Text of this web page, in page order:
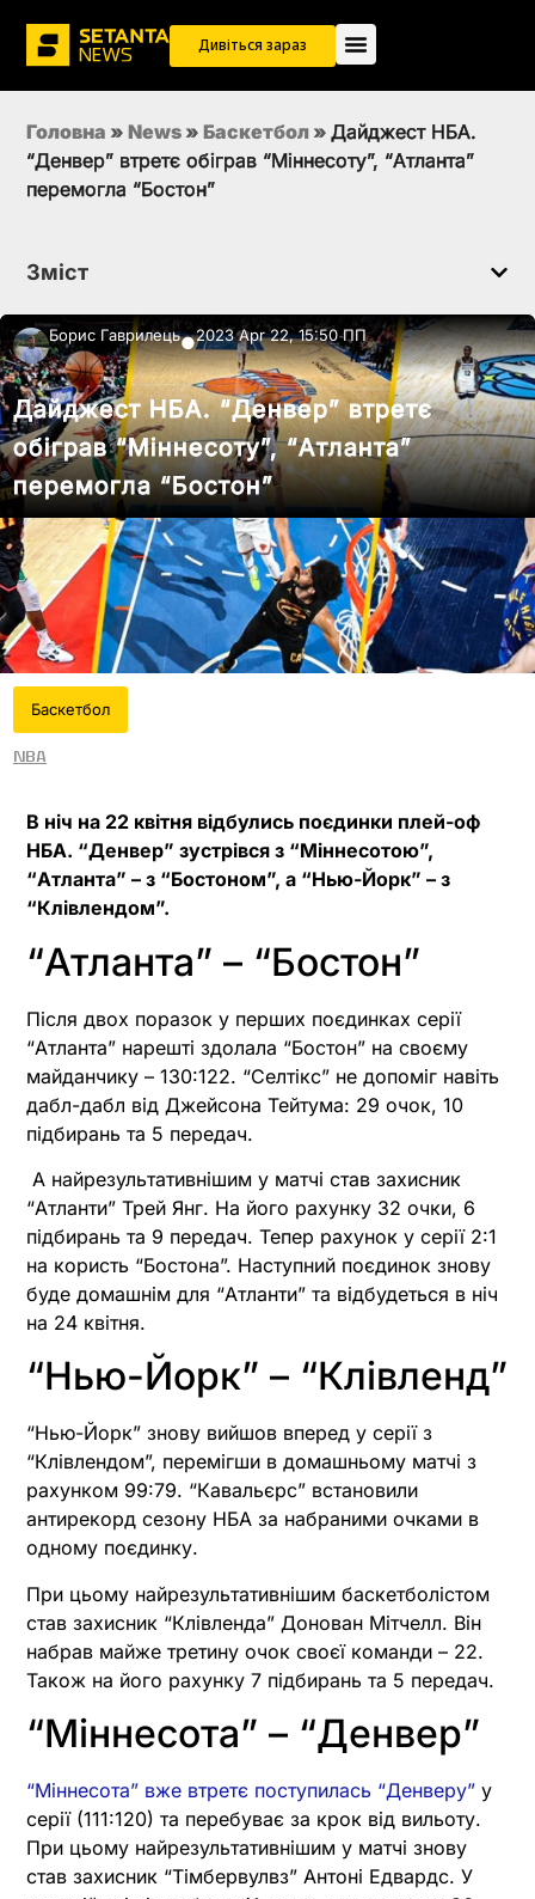
Дивіться зараз
Головна » News » Баскетбол » Дайджест НБА.
“Денвер” втретє обіграв “Міннесоту”, “Атланта”
перемогла “Бостон”
Зміст
Борис Гаврилець●2023 Apr 22, 15:50 ПП
Дайджест НБА. “Денвер” втретє
обіграв “Міннесоту”, “Атланта”
перемогла “Бостон”
Баскетбол
NBA
В ніч на 22 квітня відбулись поєдинки плей-оф
НБА. “Денвер” зустрівся з “Міннесотою”,
“Атланта” – з “Бостоном”, а “Нью-Йорк” – з
“Клівлендом”.
“Атланта” – “Бостон”
Після двох поразок у перших поєдинках серії
“Атланта” нарешті здолала “Бостон” на своєму
майданчику – 130:122. “Селтікс” не допоміг навіть
дабл-дабл від Джейсона Тейтума: 29 очок, 10
підбирань та 5 передач.
А найрезультативнішим у матчі став захисник
“Атланти” Трей Янг. На його рахунку 32 очки, 6
підбирань та 9 передач. Тепер рахунок у серії 2:1
на користь “Бостона”. Наступний поєдинок знову
буде домашнім для “Атланти” та відбудеться в ніч
на 24 квітня.
“Нью-Йорк” – “Клівленд”
“Нью-Йорк” знову вийшов вперед у серії з
“Клівлендом”, перемігши в домашньому матчі з
рахунком 99:79. “Кавальєрс” встановили
антирекорд сезону НБА за набраними очками в
одному поєдинку.
При цьому найрезультативнішим баскетболістом
став захисник “Клівленда” Донован Мітчелл. Він
набрав майже третину очок своєї команди – 22.
Також на його рахунку 7 підбирань та 5 передач.
“Міннесота” – “Денвер”
“Міннесота” вже втретє поступилась “Денверу” у
серії (111:120) та перебуває за крок від вильоту.
При цьому найрезультативнішим у матчі знову
став захисник “Тімбервулвз” Антоні Едвардс. У